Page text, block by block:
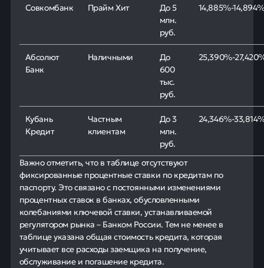
Совкомбанк Прайм Хит
До 5
млн.
руб.
14,885%-
Абсолют
Банк
Наличными
До
600
тыс.
руб.
25,390%-
Кубань
Кредит
Частным
клиентам
До 3
млн.
руб.
24,346%-
Важно отметить, что в таблице отсутствуют
фиксированные процентные ставки по кредитам по
паспорту. Это связано с постоянными изменениями
процентных ставок в банках, обусловленными
колебаниями ключевой ставки, устанавливаемой
регулятором рынка – Банком России. Тем не менее в
таблице указана общая стоимость кредита, которая
учитывает все расходы заемщика на получение,
обслуживание и погашение кредита.